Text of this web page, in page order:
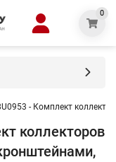
0
- Комплект
коллекторов